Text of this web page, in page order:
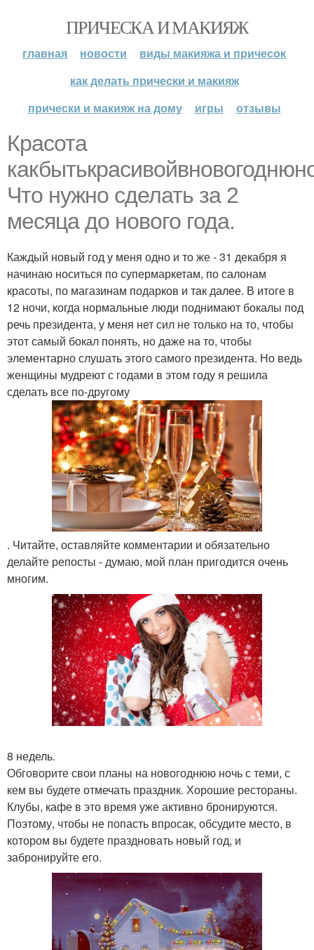
ПРИЧЕСКА И МАКИЯЖ
главная новости
виды макияжа и причесок
как делать прически и макияж
прически и макияж на дому
игры отзывы
Красота
Что нужно сделать за 2
месяца до нового года.
Каждый новый год у меня одно и то же - 31 декабря я
начинаю носиться по супермаркетам, по салонам
красоты, по магазинам подарков и так далее. В итоге в
12 ночи, когда нормальные люди поднимают бокалы под
речь президента, у меня нет сил не только на то, чтобы
этот самый бокал понять, но даже на то, чтобы
элементарно слушать этого самого президента. Но ведь
женщины мудреют с годами в этом году я решила
сделать все по-другому
. Читайте, оставляйте комментарии и обязательно
делайте репосты - думаю, мой план пригодится очень
многим.
8 недель.
Обговорите свои планы на новогоднюю ночь с теми, с
кем вы будете отмечать праздник. Хорошие рестораны.
Клубы, кафе в это время уже активно бронируются.
Поэтому, чтобы не попасть впросак, обсудите место, в
котором вы будете праздновать новый год, и
забронируйте его.